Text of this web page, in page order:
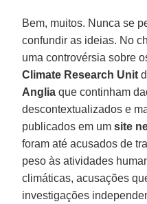
Bem, muitos. Nunca se
confundir as ideias. No
uma controvérsia sobre
Climate Research Unit
Anglia que continham
descontextualizados e
publicados em umsite
foram até acusados de
peso às atividades
climáticas, acusações
investigações